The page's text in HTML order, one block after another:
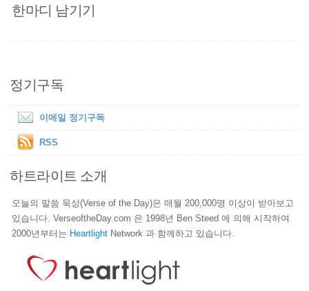
한마디 남기기
정기구독
이메일 정기구독
RSS
하트라이트 소개
오늘의 말씀 묵상(Verse of the Day)은 매월 200,000명 이상이 받아보고
있습니다. VerseoftheDay.com 은 1998년 Ben Steed 에 의해 시작하여
2000년부터는 Heartlight Network 과 함께하고 있습니다.